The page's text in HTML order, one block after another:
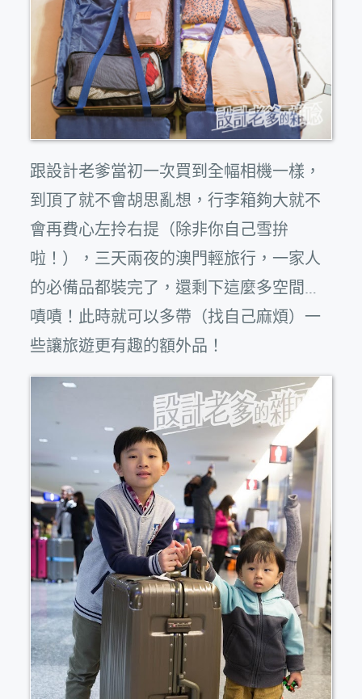
跟設計老爹當初一次買到全幅相機一樣，
到頂了就不會胡思亂想，行李箱夠大就不
會再費心左拎右提（除非你自己雪拚
啦！），三天兩夜的澳門輕旅行，一家人
的必備品都裝完了，還剩下這麼多空間…
嘖嘖！此時就可以多帶（找自己麻煩）一
些讓旅遊更有趣的額外品！